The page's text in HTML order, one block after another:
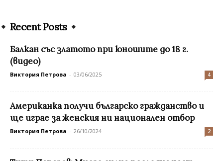
Recent Posts
Балкан със златото при юношите до 18 г.
(видео)
Виктория Петрова - 03/06/2025 4
Американка получи българско гражданство и
ще играе за женския ни национален отбор
Виктория Петрова - 26/10/2024 2